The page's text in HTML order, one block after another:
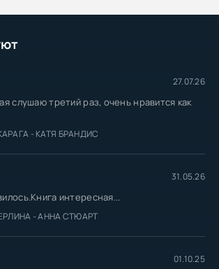
27.07.26
слушаю третий раз, очень нравится как
- КАТЯ БРАНДИС
31.05.26
интересная...
- АННА СТЮАРТ
01.10.25